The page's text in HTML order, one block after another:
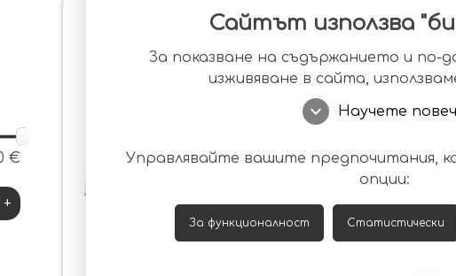
Сайтът използва
За показване на съдържанието и по-
изживяване в сайта,
expand_more Научете
Управлявайте вашите предпочитания,
опции:
За функционалност Статистически
€
+